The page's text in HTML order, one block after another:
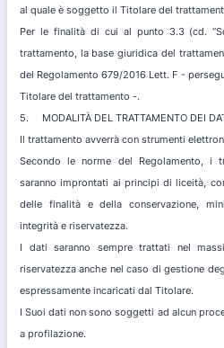
al quale è soggetto il Titolare del
Per le finalità di cui al punto 3.3 (cd.
trattamento, la base giuridica del
del Regolamento 679/2016 Lett. F -
Titolare del trattamento -.
5. MODALITÀ DEL TRATTAMENTO DEI
Il trattamento avverrà con strumenti
Secondo le norme del Regolamento, i
saranno improntati ai principi di liceità,
delle finalità e della conservazione,
integrità e riservatezza.
I dati saranno sempre trattati nel
riservatezza anche nel caso di gestione
espressamente incaricati dal Titolare.
I Suoi dati non sono soggetti ad alcun
a profilazione.